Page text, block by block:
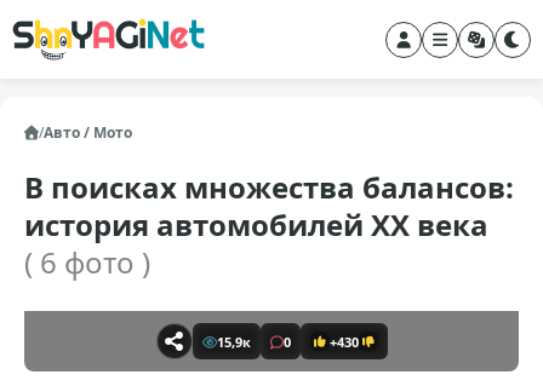
/Авто / Мото
В поисках множества балансов:
история автомобилей XX века
( 6 фото )
15,9к 0 +430